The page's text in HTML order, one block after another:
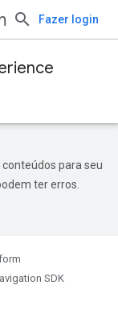
Fazer login
para seu
ter erros.
SDK